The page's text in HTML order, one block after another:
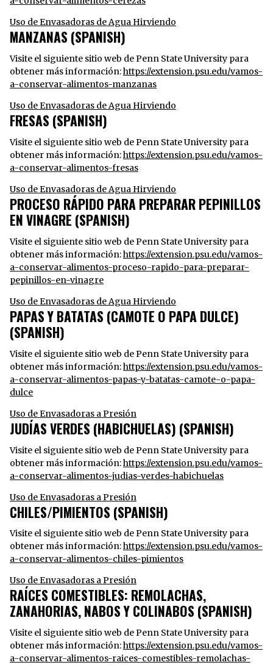
Uso de Envasadoras de Agua Hirviendo
MANZANAS (SPANISH)
Visite el siguiente sitio web de Penn State University para
obtener más información:https://extension.psu.edu/vamos-
a-conservar-alimentos-manzanas
Uso de Envasadoras de Agua Hirviendo
FRESAS (SPANISH)
Visite el siguiente sitio web de Penn State University para
obtener más información:https://extension.psu.edu/vamos-
a-conservar-alimentos-fresas
Uso de Envasadoras de Agua Hirviendo
PROCESO RÁPIDO PARA PREPARAR PEPINILLOS
EN VINAGRE (SPANISH)
Visite el siguiente sitio web de Penn State University para
obtener más información:https://extension.psu.edu/vamos-
a-conservar-alimentos-proceso-rapido-para-preparar-
pepinillos-en-vinagre
Uso de Envasadoras de Agua Hirviendo
PAPAS Y BATATAS (CAMOTE O PAPA DULCE)
(SPANISH)
Visite el siguiente sitio web de Penn State University para
obtener más información:https://extension.psu.edu/vamos-
a-conservar-alimentos-papas-y-batatas-camote-o-papa-
dulce
Uso de Envasadoras a Presión
JUDÍAS VERDES (HABICHUELAS) (SPANISH)
Visite el siguiente sitio web de Penn State University para
obtener más información:https://extension.psu.edu/vamos-
a-conservar-alimentos-judias-verdes-habichuelas
Uso de Envasadoras a Presión
CHILES/PIMIENTOS (SPANISH)
Visite el siguiente sitio web de Penn State University para
obtener más información:https://extension.psu.edu/vamos-
a-conservar-alimentos-chiles-pimientos
Uso de Envasadoras a Presión
RAÍCES COMESTIBLES: REMOLACHAS,
ZANAHORIAS, NABOS Y COLINABOS (SPANISH)
Visite el siguiente sitio web de Penn State University para
obtener más información:https://extension.psu.edu/vamos-
a-conservar-alimentos-raices-comestibles-remolachas-